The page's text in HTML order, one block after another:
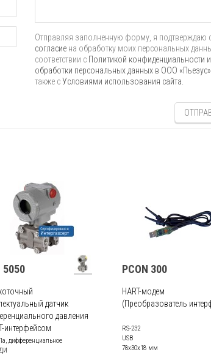
Отправляя заполненную форму, я подтверждаю
согласиена обработку моих персональных
соответствии с Политикой конфиденциальности и
обработки персональных данных в ООО «Пьезус»
также сУсловиями использования сайта.
5050
датчик
давления
интерфейсом
дифференциальное
PCON 300
HART-модем
(Преобразователь
RS-232
USB
78x30x18 мм